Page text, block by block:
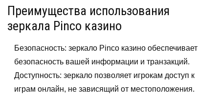
Преимущества использования
зеркала Pinco казино
Безопасность: зеркало Pinco казино обеспечивает
безопасность вашей информации и транзакций.
Доступность: зеркало позволяет игрокам доступ к
играм онлайн, не зависящий от местоположения.